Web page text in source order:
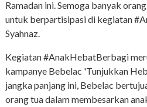
Ramadan ini. Semoga banyak
untuk berpartisipasi di kegiatan
Syahnaz.
Kegiatan #AnakHebatBerbagi
kampanye Bebelac 'Tunjukkan
jangka panjang ini, Bebelac
orang tua dalam membesarkan